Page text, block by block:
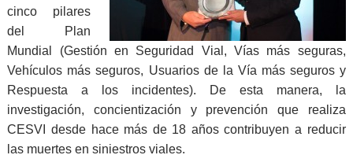
cinco pilares
del Plan
Mundial (Gestión en Seguridad Vial, Vías más seguras,
Vehículos más seguros, Usuarios de la Vía más seguros y
Respuesta a los incidentes). De esta manera, la
investigación, concientización y prevención que realiza
CESVI desde hace más de 18 años contribuyen a reducir
las muertes en siniestros viales.